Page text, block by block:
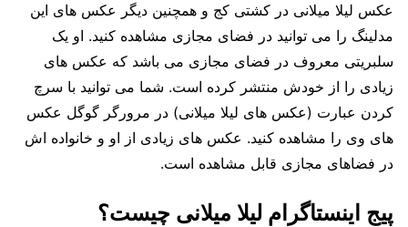
عکس لیلا میلانی در کشتی کج و همچنین دیگر عکس های این
مدلینگ را می توانید در فضای مجازی مشاهده کنید. او یک
سلبریتی معروف در فضای مجازی می باشد که عکس های
زیادی را از خودش منتشر کرده است. شما می توانید با سرچ
کردن عبارت (عکس های لیلا میلانی) در مرورگر گوگل عکس
های وی را مشاهده کنید. عکس های زیادی از او و خانواده اش
در فضاهای مجازی قابل مشاهده است.
پیج اینستاگرام لیلا میلانی چیست؟